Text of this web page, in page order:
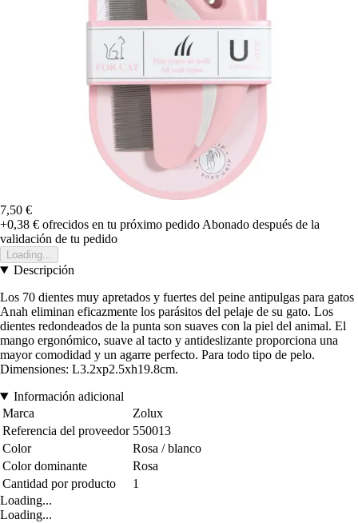
7,50 €
+0,38 € ofrecidos en tu próximo pedido Abonado después de la
validación de tu pedido
Loading...
Descripción
Los 70 dientes muy apretados y fuertes del peine antipulgas para gatos
Anah eliminan eficazmente los parásitos del pelaje de su gato. Los
dientes redondeados de la punta son suaves con la piel del animal. El
mango ergonómico, suave al tacto y antideslizante proporciona una
mayor comodidad y un agarre perfecto. Para todo tipo de pelo.
Dimensiones: L3.2xp2.5xh19.8cm.
Información adicional
Marca
Zolux
Referencia del proveedor 550013
Color
Rosa / blanco
Color dominante
Rosa
Cantidad por producto
1
Loading...
Loading...